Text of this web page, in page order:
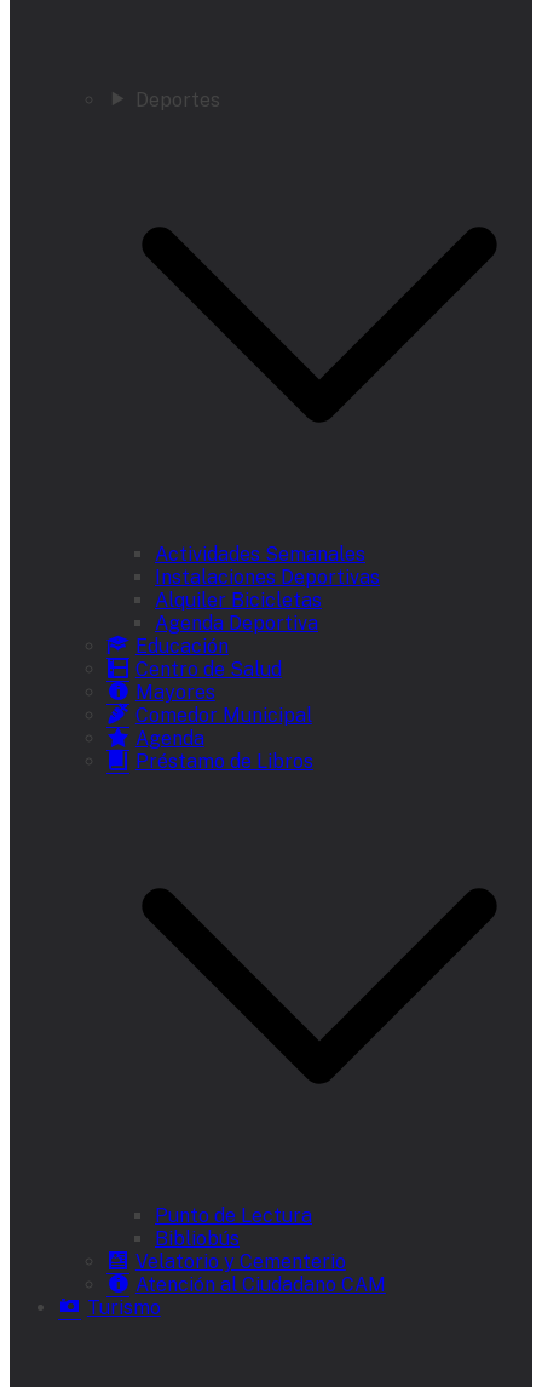
Deportes
Actividades Semanales
Instalaciones Deportivas
Alquiler Bicicletas
Agenda Deportiva
Educación
Centro de Salud
Mayores
Comedor Municipal
Agenda
Préstamo de Libros
Punto de Lectura
Bibliobús
Velatorio y Cementerio
Atención al Ciudadano CAM
Turismo